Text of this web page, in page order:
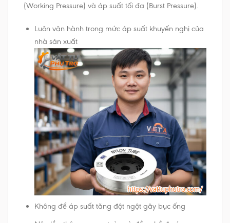
(Working Pressure) và áp suất tối đa (Burst Pressure).
Luôn vận hành trong mức áp suất khuyến nghị của
nhà sản xuất
Không để áp suất tăng đột ngột gây bục ống